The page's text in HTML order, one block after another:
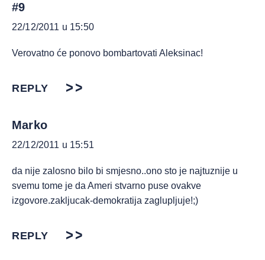
#9
22/12/2011 u 15:50
Verovatno će ponovo bombartovati Aleksinac!
REPLY
Marko
22/12/2011 u 15:51
da nije zalosno bilo bi smjesno..ono sto je najtuznije u
svemu tome je da Ameri stvarno puse ovakve
izgovore.zakljucak-demokratija zaglupljuje!;)
REPLY